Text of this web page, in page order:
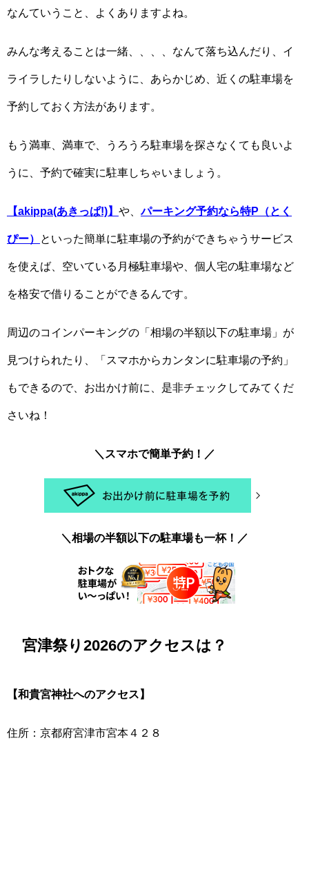
なんていうこと、よくありますよね。
みんな考えることは一緒、、、、なんて落ち込んだり、イ
ライラしたりしないように、あらかじめ、近くの駐車場を
予約しておく方法があります。
もう満車、満車で、うろうろ駐車場を探さなくても良いよ
うに、予約で確実に駐車しちゃいましょう。
【akippa(あきっぱ!)】 や、 パーキング予約なら特P（とく
ぴー） といった簡単に駐車場の予約ができちゃうサービス
を使えば、空いている月極駐車場や、個人宅の駐車場など
を格安で借りることができるんです。
周辺のコインパーキングの「相場の半額以下の駐車場」が
見つけられたり、「スマホからカンタンに駐車場の予約」
もできるので、お出かけ前に、是非チェックしてみてくだ
さいね！
＼スマホで簡単予約！／
＼相場の半額以下の駐車場も一杯！／
宮津祭り2026のアクセスは？
【和貴宮神社へのアクセス】
住所：京都府宮津市宮本４２８